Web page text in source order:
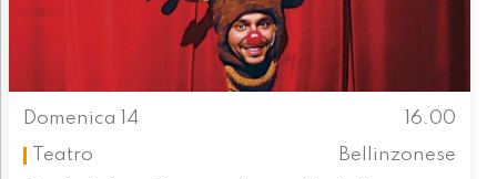
Domenica 14
16.00
Teatro
Bellinzonese